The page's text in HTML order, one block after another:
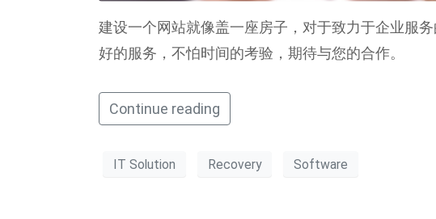
建设一个网站就像盖一座房子，对于致力于企业服
好的服务，不怕时间的考验，期待与您的合作。
Continue reading
IT Solution Recovery Software